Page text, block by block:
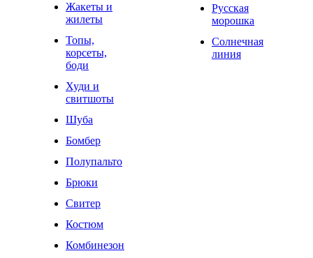
Жакеты и
жилеты
Топы,
корсеты,
боди
Худи и
свитшоты
Шуба
Бомбер
Полупальто
Брюки
Свитер
Костюм
Комбинезон
Русская
морошка
Солнечная
линия